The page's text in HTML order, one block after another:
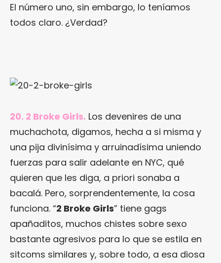
El número uno, sin embargo, lo teníamos
todos claro. ¿Verdad?
20. 2 Broke Girls. Los devenires de una
muchachota, digamos, hecha a si misma y
una pija divinísima y arruinadísima uniendo
fuerzas para salir adelante en NYC, qué
quieren que les diga, a priori sonaba a
bacalá. Pero, sorprendentemente, la cosa
funciona. “2 Broke Girls” tiene gags
apañaditos, muchos chistes sobre sexo
bastante agresivos para lo que se estila en
sitcoms similares y, sobre todo, a esa diosa